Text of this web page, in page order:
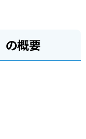
の概要